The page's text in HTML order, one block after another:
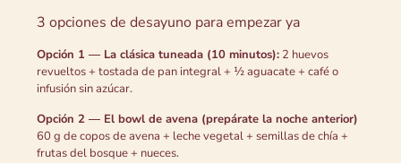
3 opciones de desayuno para empezar ya
Opción 1 — La clásica tuneada (10 minutos):2 huevos
revueltos + tostada de pan integral + ½ aguacate + café o
infusión sin azúcar.
Opción 2 — El bowl de avena (prepárate la noche anterior)
60 g de copos de avena + leche vegetal + semillas de chía +
frutas del bosque + nueces.